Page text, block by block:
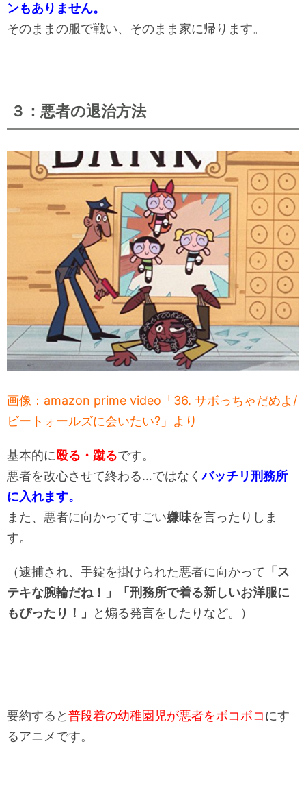
ンもありません。
そのままの服で戦い、そのまま家に帰ります。
３：悪者の退治方法
画像：amazon prime video「36. サボっちゃだめよ/
ビートォールズに会いたい?」より
基本的に殴る・蹴るです。
悪者を改心させて終わる…ではなくバッチリ刑務所
に入れます。
また、悪者に向かってすごい嫌味を言ったりしま
す。
（逮捕され、手錠を掛けられた悪者に向かって 「ス
テキな腕輪だね！」「刑務所で着る新しいお洋服に
もぴったり！」
と煽る発言をしたりなど。）
要約すると普段着の幼稚園児が悪者をボコボコにす
るアニメです。